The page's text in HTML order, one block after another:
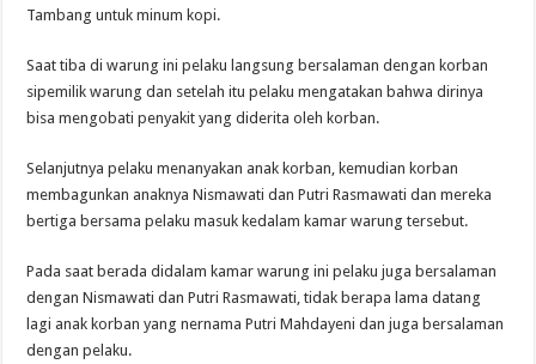
Tambang untuk minum kopi.
Saat tiba di warung ini pelaku langsung bersalaman dengan korban
sipemilik warung dan setelah itu pelaku mengatakan bahwa dirinya
bisa mengobati penyakit yang diderita oleh korban.
Selanjutnya pelaku menanyakan anak korban, kemudian korban
membagunkan anaknya Nismawati dan Putri Rasmawati dan mereka
bertiga bersama pelaku masuk kedalam kamar warung tersebut.
Pada saat berada didalam kamar warung ini pelaku juga bersalaman
dengan Nismawati dan Putri Rasmawati, tidak berapa lama datang
lagi anak korban yang nernama Putri Mahdayeni dan juga bersalaman
dengan pelaku.